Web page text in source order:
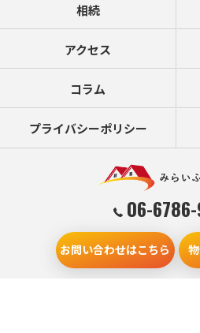
06-
お問い合わせはこちら
相続
アクセス
コラム
プライバシーポリシー
© 2026 大阪の不動産売却ならみらいふ不動